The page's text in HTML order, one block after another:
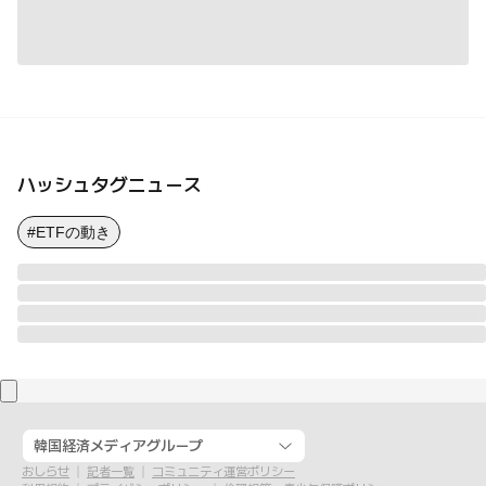
ハッシュタグニュース
#ETFの動き
韓国経済メディアグループ
おしらせ 記者一覧
コミュニティ運営ポリシー